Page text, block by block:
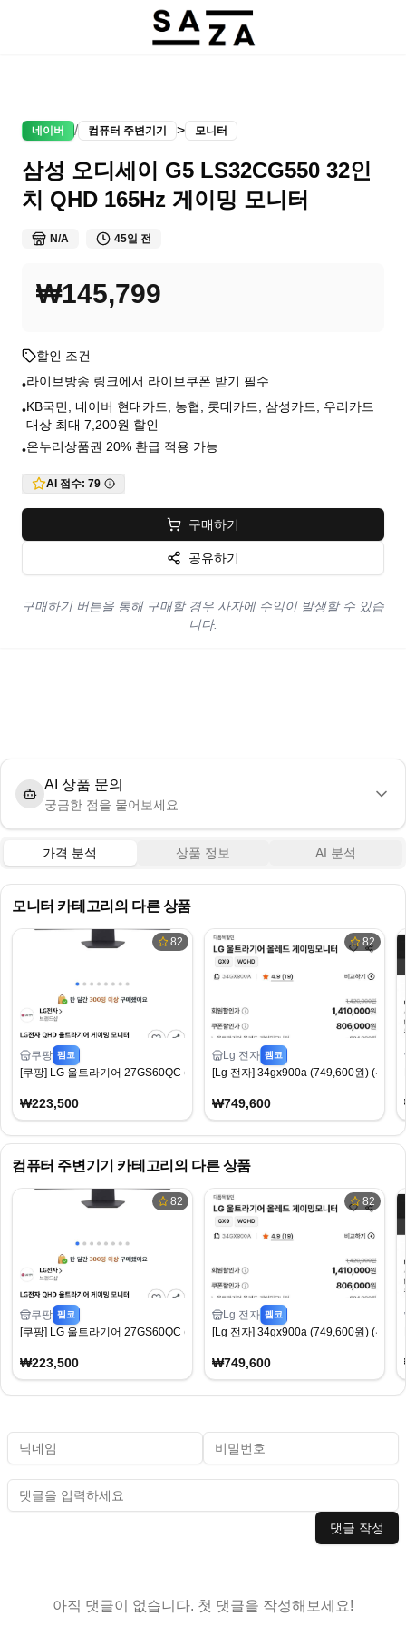
네이버 / 컴퓨터 주변기기 > 모니터
삼성 오디세이 G5 LS32CG550 32인
치 QHD 165Hz 게이밍 모니터
N/A 45일 전
₩145,799
할인 조건
•라이브방송 링크에서 라이브쿠폰 받기 필수
•KB국민, 네이버 현대카드, 농협, 롯데카드, 삼성카드, 우리카드
대상 최대 7,200원 할인
•온누리상품권 20% 환급 적용 가능
AI 점수: 79
구매하기
공유하기
구매하기 버튼을 통해 구매할 경우 사자에 수익이 발생할 수 있습
니다.
AI 상품 문의
궁금한 점을 물어보세요
가격 분석 상품 정보 AI 분석
모니터 카테고리의 다른 상품
82
쿠팡 펨코
[쿠팡] LG 울트라기어 27GS60QC (223,500원) (무료)
₩223,500
82
Lg 전자 펨코
[Lg 전자] 34gx900a (749,600원) (무료)
₩749,600
컴퓨터 주변기기 카테고리의 다른 상품
82
쿠팡 펨코
[쿠팡] LG 울트라기어 27GS60QC (223,500원) (무료)
₩223,500
82
Lg 전자 펨코
[Lg 전자] 34gx900a (749,600원) (무료)
₩749,600
댓글 작성
아직 댓글이 없습니다. 첫 댓글을 작성해보세요!